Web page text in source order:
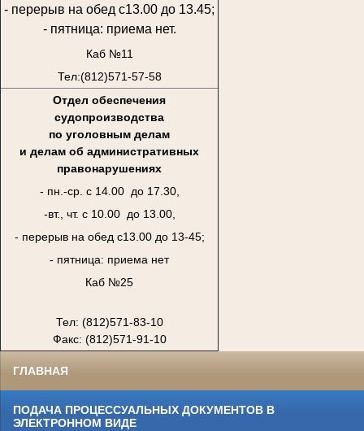
- перерыв на обед с13.00 до 13.45;
- пятница: приема нет.
Каб №11
Тел:(812)571-57-58
Отдел обеспечения
судопроизводства
по уголовным делам
и делам об административных
правонарушениях
- пн.-ср. с 14.00 до 17.30,
-вт., чт. с 10.00 до 13.00,
- перерыв на обед с13.00 до 13-45;
- пятница: приема нет
Каб №25
Тел: (812)571-83-10
Факс: (812)571-91-10
ГЛАВНАЯ
ПОДАЧА ПРОЦЕССУАЛЬНЫХ ДОКУМЕНТОВ В
ЭЛЕКТРОННОМ ВИДЕ